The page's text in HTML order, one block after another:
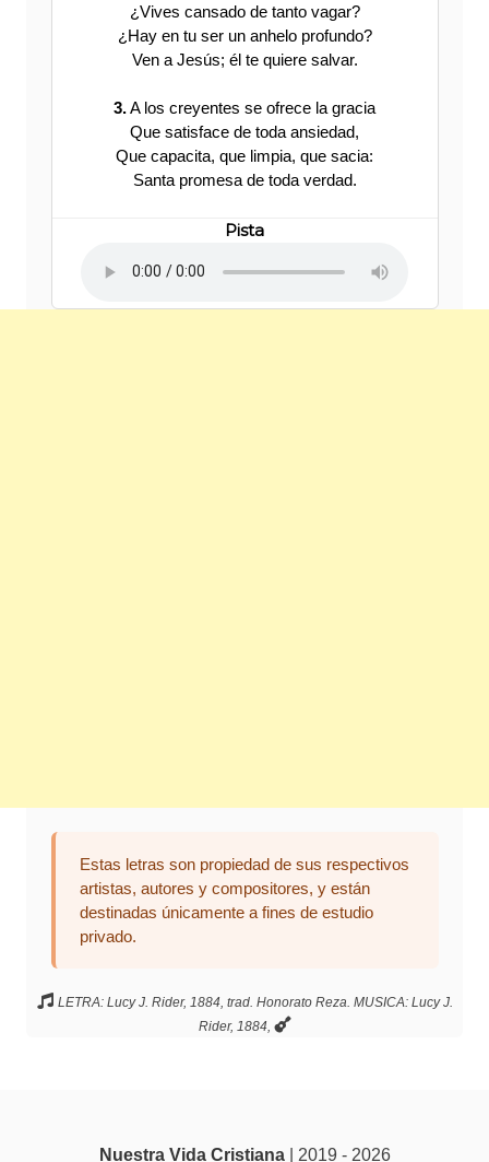
¿Vives cansado de tanto vagar?
¿Hay en tu ser un anhelo profundo?
Ven a Jesús; él te quiere salvar.
3.A los creyentes se ofrece la gracia
Que satisface de toda ansiedad,
Que capacita, que limpia, que sacia:
Santa promesa de toda verdad.
Pista
Estas letras son propiedad de sus respectivos
artistas, autores y compositores, y están
destinadas únicamente a fines de estudio
privado.
LETRA: Lucy J. Rider, 1884, trad. Honorato Reza. MUSICA: Lucy J.
Rider, 1884,
Nuestra Vida Cristiana| 2019 - 2026